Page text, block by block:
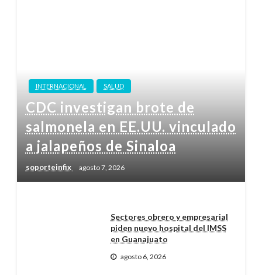
INTERNACIONAL SALUD
CDC investigan brote de
salmonela en EE.UU. vinculado
a jalapeños de Sinaloa
soporteinfix agosto 7, 2026
Sectores obrero y empresarial
piden nuevo hospital del IMSS
en Guanajuato
agosto 6, 2026